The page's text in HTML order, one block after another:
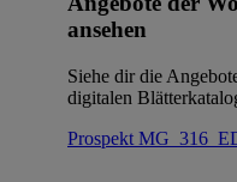
ansehen
Siehe dir die
digitalen
Prospekt